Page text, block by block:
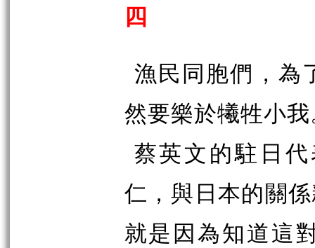
四
漁民同胞們，為
然要樂於犧牲小
蔡英文的駐日
仁，與日本的關
就是因為知道這